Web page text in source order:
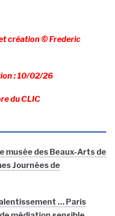
création © Frederic
: 10/02/26
du CLIC
musée des Beaux-Arts de
Journées de
… Paris